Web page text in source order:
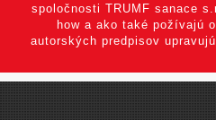
spoločnosti TRUMF sanace
how a ako také požívajú
autorských predpisov